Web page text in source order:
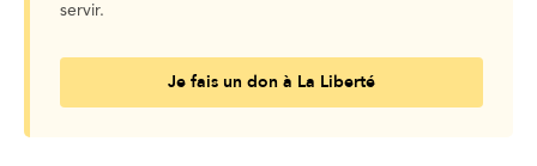
servir.
Je fais un don à La Liberté